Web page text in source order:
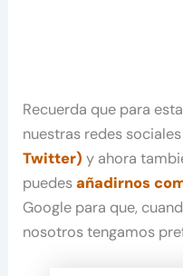
Recuerda que para
nuestras redes
Twitter) y ahora
puedesañadirnos
Google para que,
nosotros tengamos